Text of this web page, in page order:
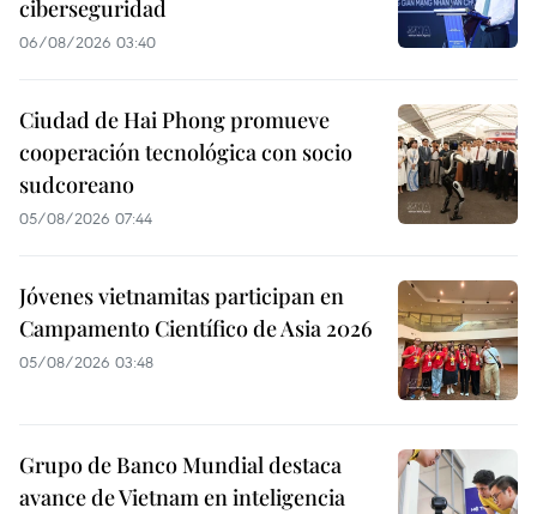
ciberseguridad
06/08/2026 03:40
Ciudad de Hai Phong promueve
cooperación tecnológica con socio
sudcoreano
05/08/2026 07:44
Jóvenes vietnamitas participan en
Campamento Científico de Asia 2026
05/08/2026 03:48
Grupo de Banco Mundial destaca
avance de Vietnam en inteligencia